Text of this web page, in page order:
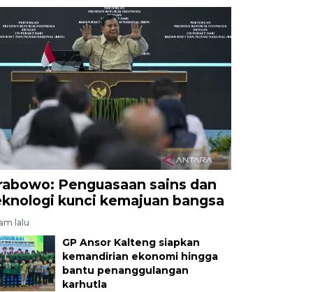
Penguasaan sains dan
kunci kemajuan bangsa
lalu
GP Ansor Kalteng siapkan
kemandirian ekonomi hingga
bantu penanggulangan
karhutla